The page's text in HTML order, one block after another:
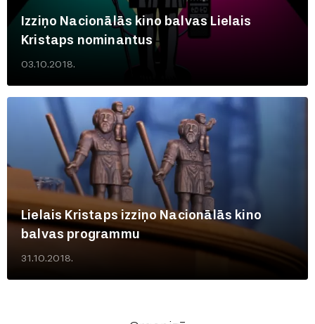
Izziņo Nacionālās kino balvas Lielais
Kristaps nominantus
03.10.2018.
Lielais Kristaps izziņo Nacionālās kino
balvas programmu
31.10.2018.